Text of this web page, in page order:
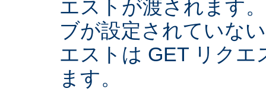
エストが渡されます
ブが設定されていな
エストは GET リク
ます。